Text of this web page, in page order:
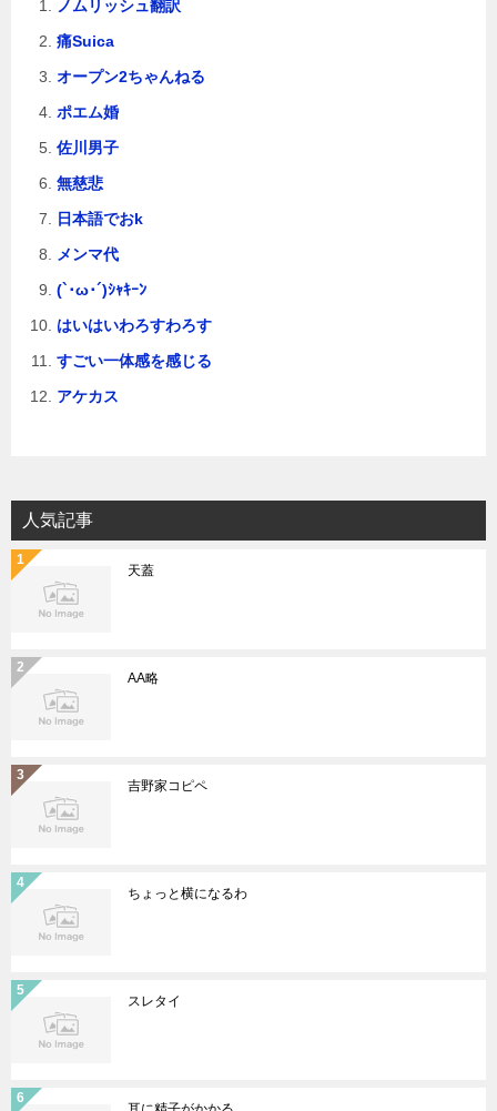
ノムリッシュ翻訳
痛Suica
オープン2ちゃんねる
ポエム婚
佐川男子
無慈悲
日本語でおk
メンマ代
(`･ω･´)ｼｬｷｰﾝ
はいはいわろすわろす
すごい一体感を感じる
アケカス
人気記事
天蓋
AA略
吉野家コピペ
ちょっと横になるわ
スレタイ